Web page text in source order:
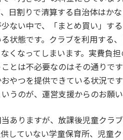
日割りで清算する自治体はか
ない中で、「まとめ買い」す
状態です。クラブを利用する
くなってしまいます。実費負
とは不必要なのはその通りで
やつを提供できている状況で
うのが、運営支援からのお願い
ありますが、放課後児童クラ
していない学童保育所、児童